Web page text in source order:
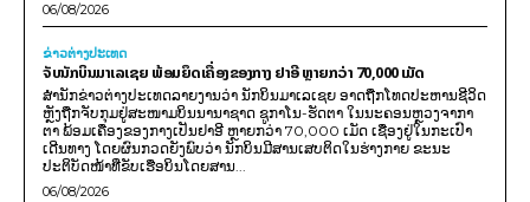
06/08/2026
ຂ່າວຕ່າງປະເທດ
ຈັບນັກບິນມາເລເຊຍ ພ້ອມຍຶດເຄື່ອງຂອງກາງ ຢາອີ ຫຼາຍກວ່າ 70,000 ເມັດ
ສຳນັກຂ່າວຕ່າງປະເທດລາຍງານວ່າ ນັກບິນມາເລເຊຍ ອາດຖືກໂທດປະຫານຊີວິດ
ຫຼັງຖືກຈັບກຸມຢູ່ສະໜາມບິນນານາຊາດ ຊູກາໂນ-ຮັດຕາ ໃນນະຄອນຫຼວງຈາກາ
ຕາ ພ້ອມເຄື່ອງຂອງກາງເປັນຢາອີ ຫຼາຍກວ່າ 70,000 ເມັດ ເຊື່ອງຢູ່ໃນກະເປົາ
ເດີນທາງ ໂດຍຜົນກວດຍັງພົບວ່າ ນັກບິນມີສານເສບຕິດໃນຮ່າງກາຍ ຂະນະ
ປະຕິບັດໜ້າທີ່ຂັບເຮືອບິນໂດຍສານ...
06/08/2026